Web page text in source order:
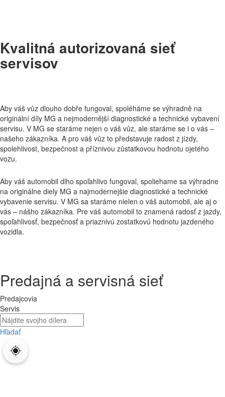
Kvalitná autorizovaná sieť
servisov
Aby váš vůz dlouho dobře fungoval, spoléháme se výhradně na
originální díly MG a nejmodernější diagnostické a technické vybavení
servisu. V MG se staráme nejen o váš vůz, ale staráme se i o vás –
našeho zákazníka. A pro váš vůz to představuje radost z jízdy,
spolehlivost, bezpečnost a příznivou zůstatkovou hodnotu ojetého
vozu.
Aby váš automobil dlho spoľahlivo fungoval, spoliehame sa výhradne
na originálne diely MG a najmodernejšie diagnostické a technické
vybavenie servisu. V MG sa staráme nielen o váš automobil, ale aj o
vás – nášho zákazníka. Pre váš automobil to znamená radosť z jazdy,
spoľahlivosť, bezpečnosť a priaznivú zostatkovú hodnotu jazdeného
vozidla.
Predajná a servisná sieť
Predajcovia
Servis
Hľadať